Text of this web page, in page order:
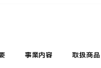
事業内容 取扱商品